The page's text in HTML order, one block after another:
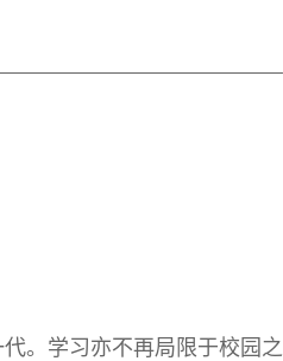
。学习亦不再局限于校园之